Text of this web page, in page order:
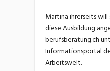
Martina ihrerseits
diese Ausbildung
berufsberatung.ch
Informationsportal
Arbeitswelt.